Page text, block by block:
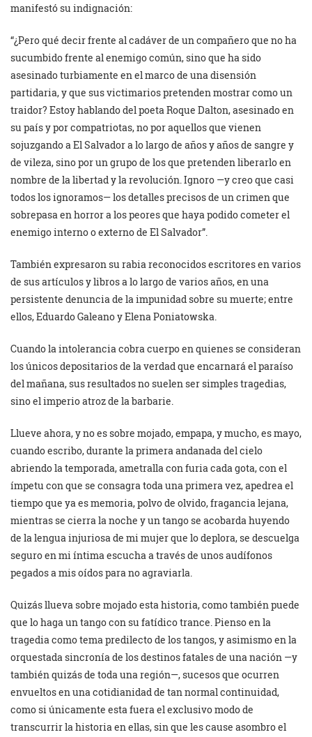
manifestó su indignación:
“¿Pero qué decir frente al cadáver de un compañero que no ha
sucumbido frente al enemigo común, sino que ha sido
asesinado turbiamente en el marco de una disensión
partidaria, y que sus victimarios pretenden mostrar como un
traidor? Estoy hablando del poeta Roque Dalton, asesinado en
su país y por compatriotas, no por aquellos que vienen
sojuzgando a El Salvador a lo largo de años y años de sangre y
de vileza, sino por un grupo de los que pretenden liberarlo en
nombre de la libertad y la revolución. Ignoro —y creo que casi
todos los ignoramos— los detalles precisos de un crimen que
sobrepasa en horror a los peores que haya podido cometer el
enemigo interno o externo de El Salvador”.
También expresaron su rabia reconocidos escritores en varios
de sus artículos y libros a lo largo de varios años, en una
persistente denuncia de la impunidad sobre su muerte; entre
ellos, Eduardo Galeano y Elena Poniatowska.
Cuando la intolerancia cobra cuerpo en quienes se consideran
los únicos depositarios de la verdad que encarnará el paraíso
del mañana, sus resultados no suelen ser simples tragedias,
sino el imperio atroz de la barbarie.
Llueve ahora, y no es sobre mojado, empapa, y mucho, es mayo,
cuando escribo, durante la primera andanada del cielo
abriendo la temporada, ametralla con furia cada gota, con el
ímpetu con que se consagra toda una primera vez, apedrea el
tiempo que ya es memoria, polvo de olvido, fragancia lejana,
mientras se cierra la noche y un tango se acobarda huyendo
de la lengua injuriosa de mi mujer que lo deplora, se descuelga
seguro en mi íntima escucha a través de unos audífonos
pegados a mis oídos para no agraviarla.
Quizás llueva sobre mojado esta historia, como también puede
que lo haga un tango con su fatídico trance. Pienso en la
tragedia como tema predilecto de los tangos, y asimismo en la
orquestada sincronía de los destinos fatales de una nación —y
también quizás de toda una región—, sucesos que ocurren
envueltos en una cotidianidad de tan normal continuidad,
como si únicamente esta fuera el exclusivo modo de
transcurrir la historia en ellas, sin que les cause asombro el